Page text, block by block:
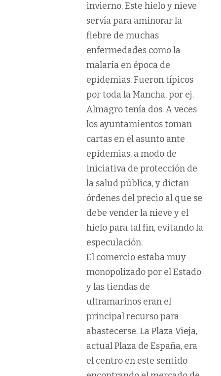
invierno. Este hielo y nieve
servía para aminorar la
fiebre de muchas
enfermedades como la
malaria en época de
epidemias. Fueron típicos
por toda la Mancha, por ej.
Almagro tenía dos. A veces
los ayuntamientos toman
cartas en el asunto ante
epidemias, a modo de
iniciativa de protección de
la salud pública, y dictan
órdenes del precio al que se
debe vender la nieve y el
hielo para tal fin, evitando la
especulación.
El comercio estaba muy
monopolizado por el Estado
y las tiendas de
ultramarinos eran el
principal recurso para
abastecerse. La Plaza Vieja,
actual Plaza de España, era
el centro en este sentido